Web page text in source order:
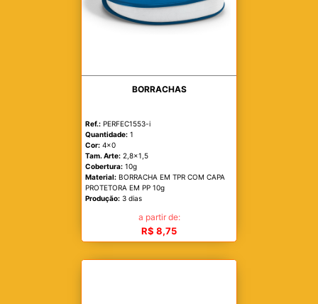
BORRACHAS
Ref.: PERFEC1553-i
Quantidade: 1
Cor: 4x0
Tam. Arte: 2,8x1,5
Cobertura: 10g
Material: BORRACHA EM TPR COM CAPA
PROTETORA EM PP 10g
Produção: 3 dias
a partir de:
R$ 8,75